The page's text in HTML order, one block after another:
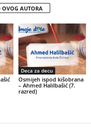
OVOG AUTORA
Deca za decu
Osmijeh ispod kišobrana
– Ahmed Halilbašić (7.
razred)